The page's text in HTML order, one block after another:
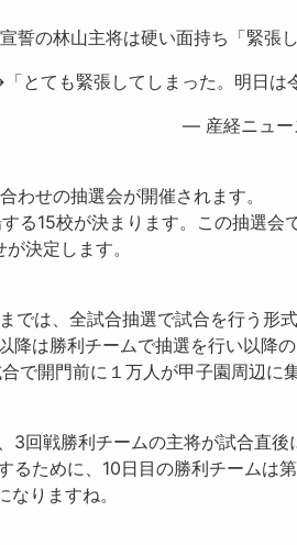
誓の林山主将は硬い面持ち「緊
とても緊張してしまった。明日は
— 産経ニュー
わせの抽選会が開催されます。
る15校が決まります。この抽選会
決定します。
は、全試合抽選で試合を行う形式
は勝利チームで抽選を行い以降の
で開門前に１万人が甲子園周辺
3回戦勝利チームの主将が試合直後
るために、10日目の勝利チームは
りますね。